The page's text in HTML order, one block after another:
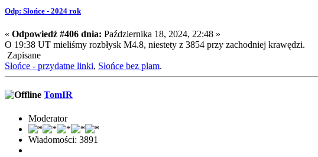
Odp: Słońce - 2024 rok
« Odpowiedź #406 dnia: Października 18, 2024, 22:48 »
O 19:38 UT mieliśmy rozbłysk M4.8, niestety z 3854 przy zachodniej krawędzi.
Zapisane
Słońce - przydatne linki, Słońce bez plam.
TomIR
Moderator
Wiadomości: 3891